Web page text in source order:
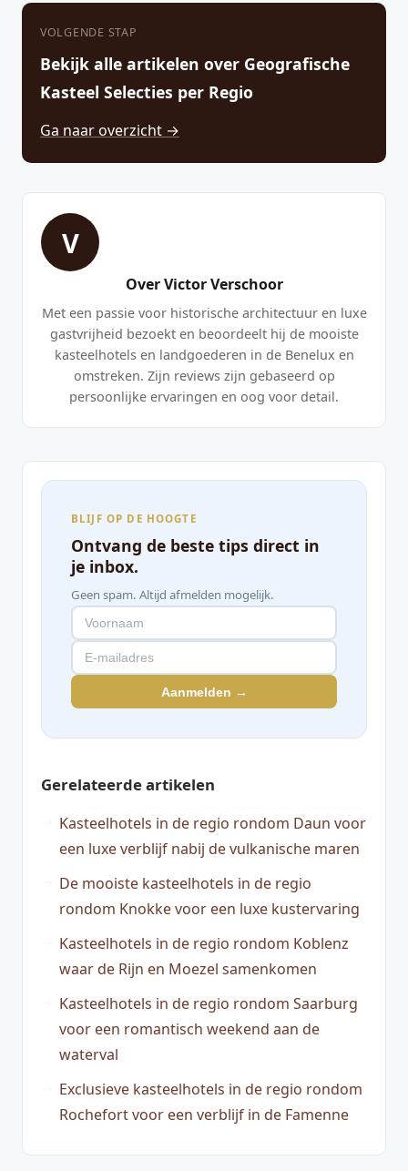
VOLGENDE STAP
Bekijk alle artikelen over Geografische
Kasteel Selecties per Regio
Ga naar overzicht →
V
Over Victor Verschoor
Met een passie voor historische architectuur en luxe
gastvrijheid bezoekt en beoordeelt hij de mooiste
kasteelhotels en landgoederen in de Benelux en
omstreken. Zijn reviews zijn gebaseerd op
persoonlijke ervaringen en oog voor detail.
BLIJF OP DE HOOGTE
Ontvang de beste tips direct in
je inbox.
Geen spam. Altijd afmelden mogelijk.
Aanmelden →
Gerelateerde artikelen
Kasteelhotels in de regio rondom Daun voor
een luxe verblijf nabij de vulkanische maren
De mooiste kasteelhotels in de regio
rondom Knokke voor een luxe kustervaring
Kasteelhotels in de regio rondom Koblenz
waar de Rijn en Moezel samenkomen
Kasteelhotels in de regio rondom Saarburg
voor een romantisch weekend aan de
waterval
Exclusieve kasteelhotels in de regio rondom
Rochefort voor een verblijf in de Famenne